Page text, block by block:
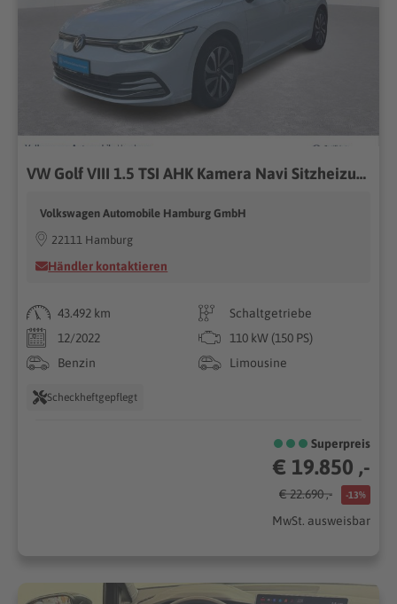
VW Golf VIII 1.5 TSI AHK Kamera Navi Sitzheizung
Volkswagen Automobile Hamburg GmbH
22111 Hamburg
Händler kontaktieren
43.492 km
Schaltgetriebe
12/2022
110 kW (150 PS)
Benzin
Limousine
Scheckheftgepflegt
Superpreis
€ 19.850 ,-
€ 22.690 ,- -13%
MwSt. ausweisbar